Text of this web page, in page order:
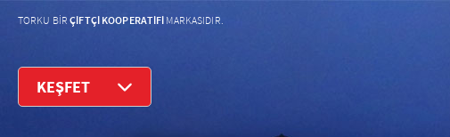
TORKU BİRÇİFTÇİ KOOPERATİFİ MARKASIDIR.
KEŞFET